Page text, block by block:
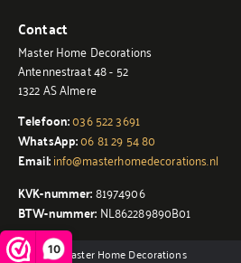
10
Contact
Master Home Decorations
Antennestraat 48 - 52
1322 AS Almere
Telefoon:036 522 3691
WhatsApp:06 81 29 54 80
Email:info@masterhomedecorations.nl
KVK-nummer:81974906
BTW-nummer: NL862289890B01
© 2026 - Master Home Decorations